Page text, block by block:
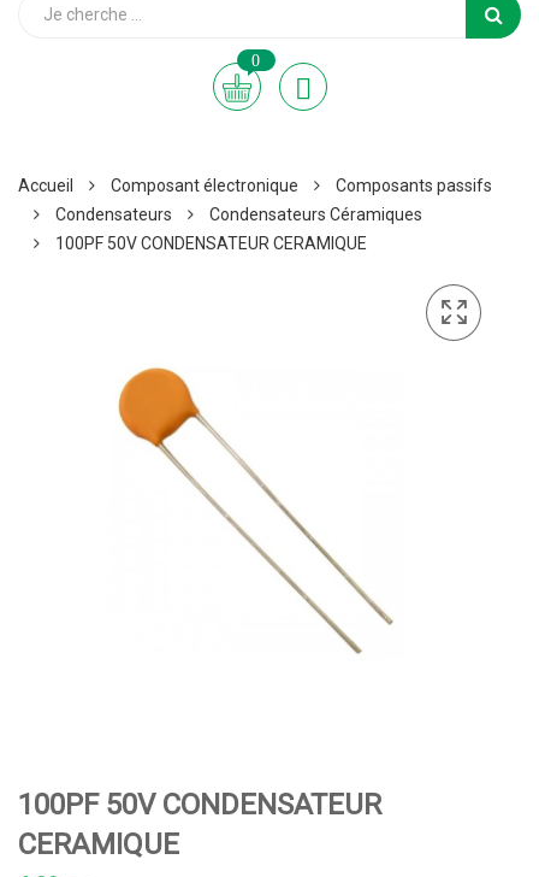
0
Accueil Composant électronique
Composants passifs
Condensateurs
Condensateurs Céramiques
100PF 50V CONDENSATEUR CERAMIQUE
100PF 50V CONDENSATEUR
CERAMIQUE